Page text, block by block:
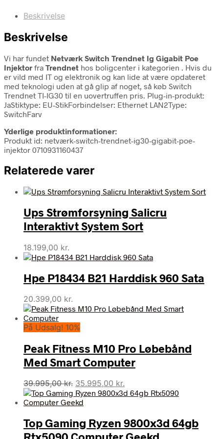
Beskrivelse
Beskrivelse
Vi har fundet Netværk Switch Trendnet Ig Gigabit Poe
Injektor fra Trendnet hos boligcenter i kategorien . Hvis du
er vild med IT og elektronik og kan lide at være opdateret
med teknologi uden at gå glip af noget, så køb Switch
Trendnet TI-IG30 til en uovertruffen pris. Plug-in-produkt:
JaStiktype: EU-StikForbindelser: Ethernet LAN2Type:
SwitchFarv
Yderlige produktinformationer:
Produkt id: netværk-switch-trendnet-ig30-gigabit-poe-
injektor 0710931160437
Relaterede varer
Ups Strømforsyning Salicru
Interaktivt System Sort
18.199,00 kr.
Hpe P18434 B21 Harddisk 960 Sata
20.399,00 kr.
På Udsalg! 10%
Peak Fitness M10 Pro Løbebånd
Med Smart Computer
39.995,00kr. Den
oprindelige
pris
39.995,00 kr..
35.995,00 kr.
aktuelle
35.995,00 kr..
Top Gaming Ryzen 9800x3d 64gb